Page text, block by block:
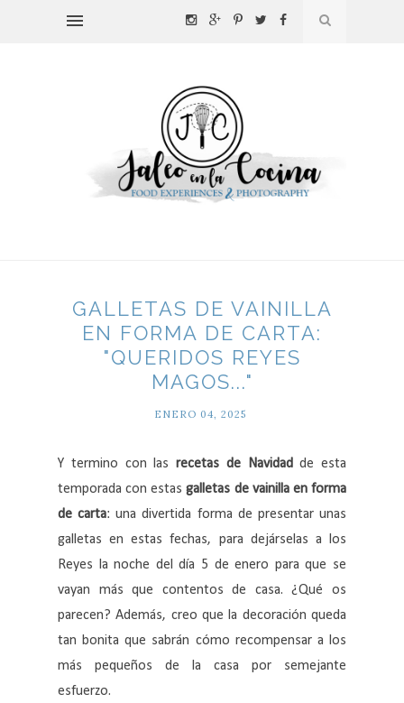
GALLETAS DE VAINILLA
EN FORMA DE CARTA:
"QUERIDOS REYES
MAGOS..."
ENERO 04, 2025
Y termino con las recetas de Navidad de esta
temporada con estasgalletas de vainilla en forma
de carta: una divertida forma de presentar unas
galletas en estas fechas, para dejárselas a los
Reyes la noche del día 5 de enero para que se
vayan más que contentos de casa. ¿Qué os
parecen? Además, creo que la decoración queda
tan bonita que sabrán cómo recompensar a los
más pequeños de la casa por semejante
esfuerzo.